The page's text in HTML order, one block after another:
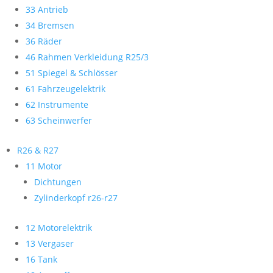
33 Antrieb
34 Bremsen
36 Räder
46 Rahmen Verkleidung R25/3
51 Spiegel & Schlösser
61 Fahrzeugelektrik
62 Instrumente
63 Scheinwerfer
R26 & R27
11 Motor
Dichtungen
Zylinderkopf r26-r27
12 Motorelektrik
13 Vergaser
16 Tank